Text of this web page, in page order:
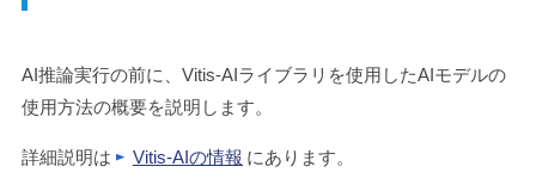
AI推論実行の前に、Vitis-AIライブラリを使用したAIモデルの
使用方法の概要を説明します。
詳細説明は Vitis-AIの情報 にあります。